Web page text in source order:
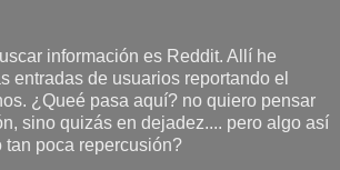
información es Reddit. Allí he
entradas de usuarios reportando el
¿Queé pasa aquí? no quiero pensar
sino quizás en dejadez.... pero algo así
tan poca repercusión?